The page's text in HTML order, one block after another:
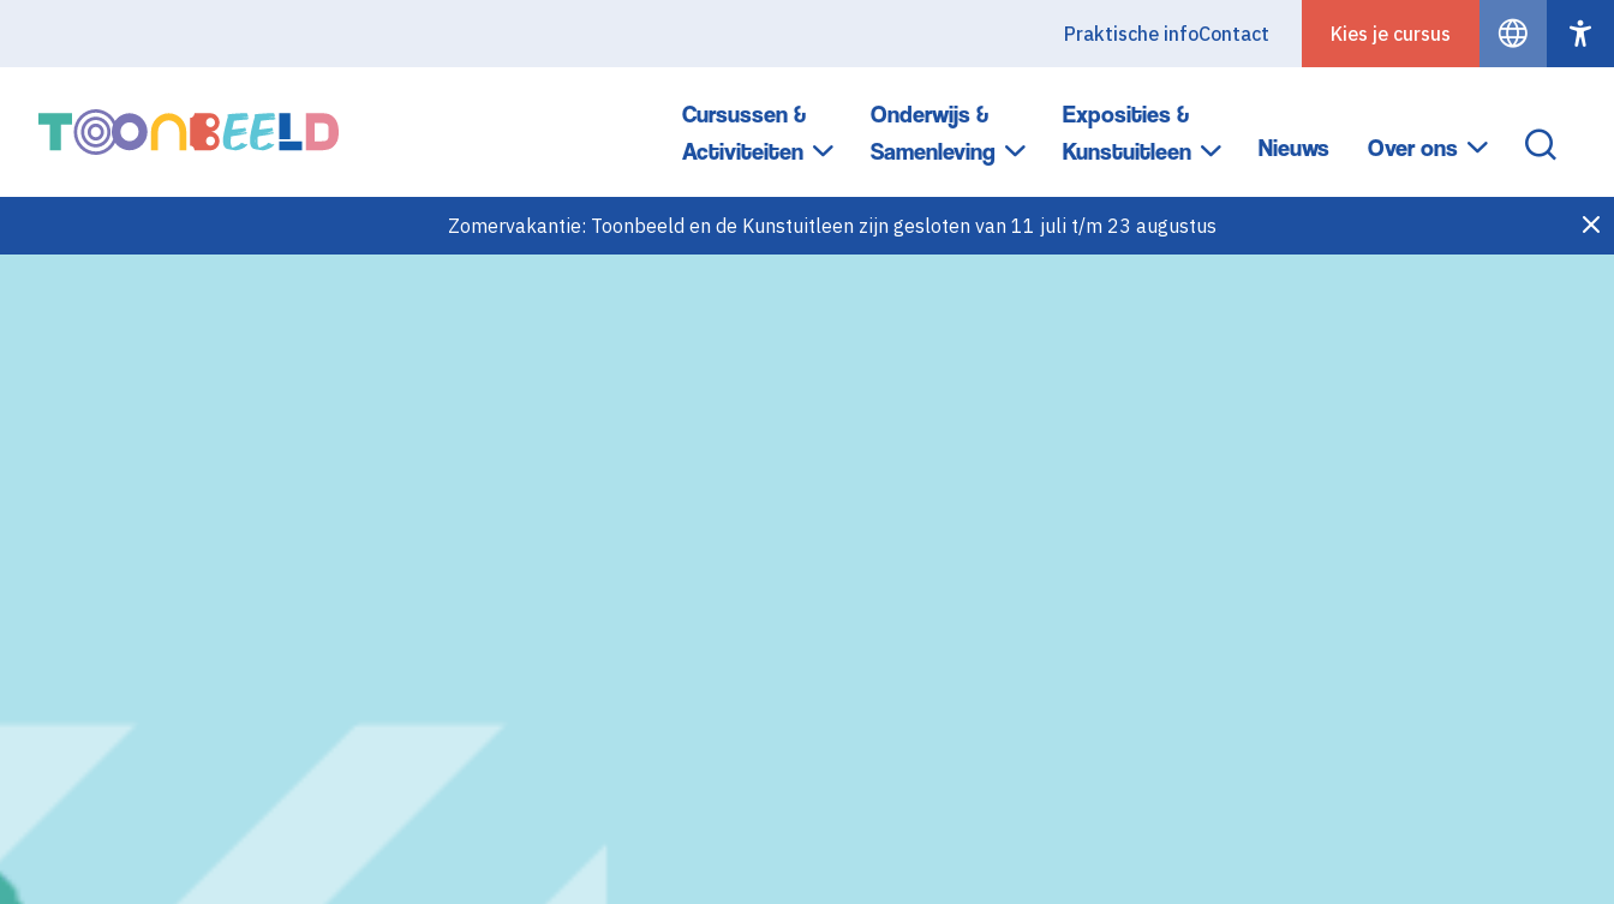
Praktische infoContact Kies je cursus
Cursussen &
Activiteiten
Onderwijs &
Samenleving
Exposities &
Kunstuitleen
Nieuws Over ons
Zomervakantie: Toonbeeld en de Kunstuitleen zijn gesloten van 11 juli t/m 23 augustus